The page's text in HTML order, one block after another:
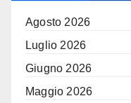
Agosto 2026
Luglio 2026
Giugno 2026
Maggio 2026